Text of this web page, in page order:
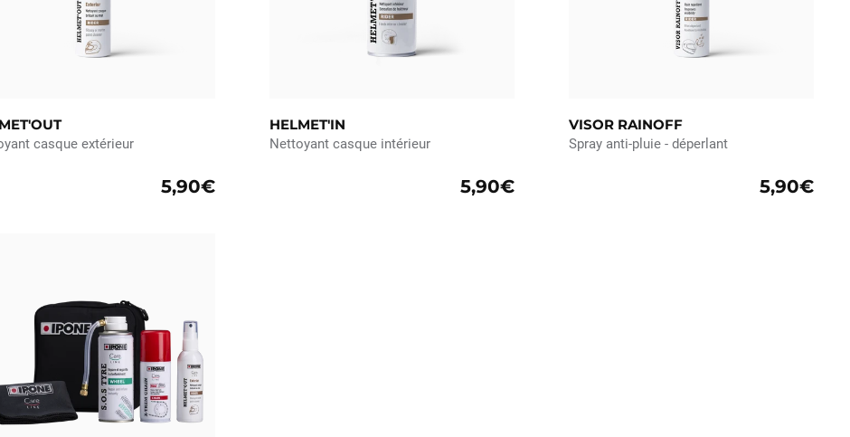
casque extérieur
5,90€
HELMET'IN
Nettoyant casque intérieur
5,90€
VISOR RAINOFF
Spray anti-pluie - déperlant
5,90€